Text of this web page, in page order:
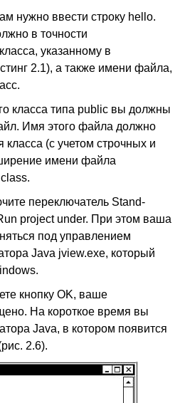
нужно ввести строку hello.
в точности
указанному в
2.1), а также имени файла,
класса типа public вы должны
Имя этого файла должно
(с учетом строчных и
имени файла
переключатель Stand-
project under. При этом ваша
под управлением
Java jview.exe, который
кнопку OK, ваше
На короткое время вы
Java, в котором появится
2.6).